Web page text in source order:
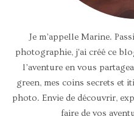
Je m’appelle Marine.
photographie, j'ai créé ce
l’aventure en vous
green, mes coins secrets et
photo. Envie de découvrir,
faire de vos